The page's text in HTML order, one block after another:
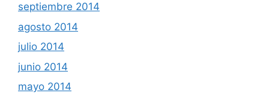
septiembre 2014
agosto 2014
julio 2014
junio 2014
mayo 2014